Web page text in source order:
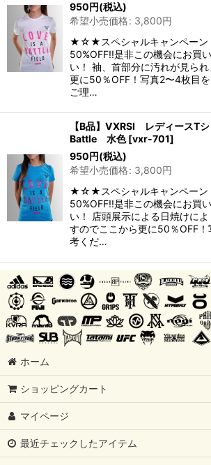
950円(税込)
希望小売価格: 3,800円
★☆★スペシャルキャンペー
50%OFF!!是非この機会にお買
い！ 袖、首部分に汚れが見ら
更に50％OFF！写真2〜4枚目を
ご理…
【B品】VXRSI レディースT
Battle 水色 [vxr-701]
950円(税込)
希望小売価格: 3,800円
★☆★スペシャルキャンペー
50%OFF!!是非この機会にお買
い！ 店頭展示による日焼けに
すのでここから更に50％OFF
考くだ…
ホーム
ショッピングカート
マイページ
最近チェックしたアイテム